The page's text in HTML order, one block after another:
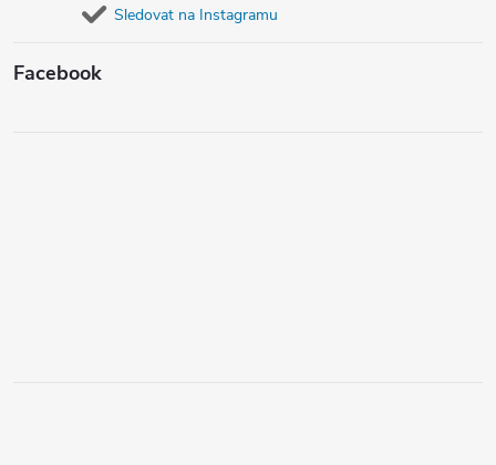
Sledovat na Instagramu
Facebook